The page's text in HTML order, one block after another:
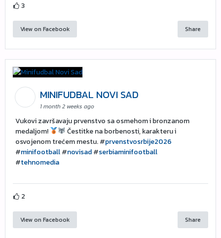
3
View on Facebook Share
MINIFUDBAL NOVI SAD
1 month 2 weeks ago
Vukovi završavaju prvenstvo sa osmehom i bronzanom
medaljom!
Čestitke na borbenosti, karakteru i
osvojenom trećem mestu. #prvenstvosrbije2026
#minifootball#novisad#serbiaminifootball
#tehnomedia
2
View on Facebook Share